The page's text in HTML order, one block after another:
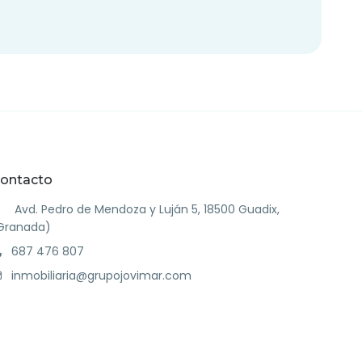
Avd. Pedro de Mendoza y Luján 5, 18500 Guadix,
687 476 807
inmobiliaria@grupojovimar.com